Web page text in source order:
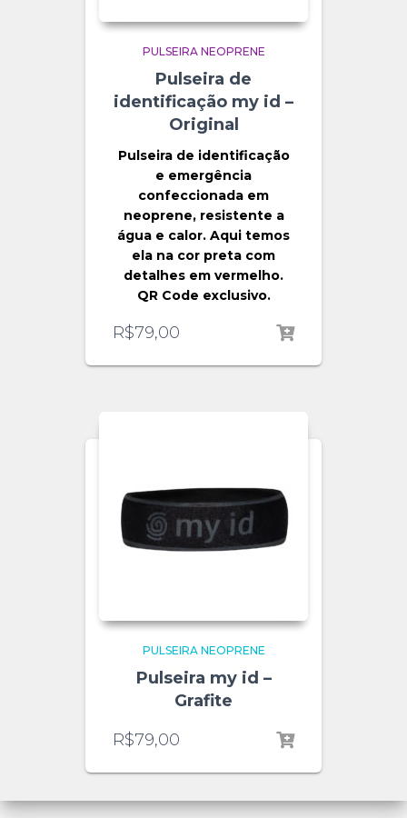
PULSEIRA NEOPRENE
Pulseira de
identificação my id –
Original
Pulseira de identificação
e emergência
confeccionada em
neoprene, resistente a
água e calor. Aqui temos
ela na cor preta com
detalhes em vermelho.
QR Code exclusivo.
R$79,00
PULSEIRA NEOPRENE
Pulseira my id –
Grafite
R$79,00